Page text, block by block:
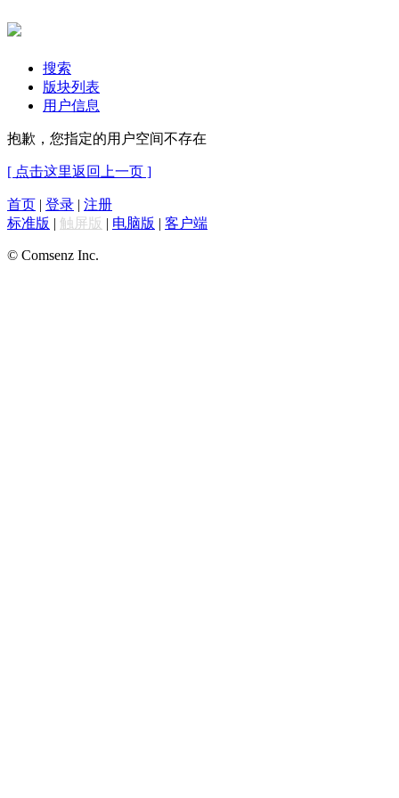
搜索
版块列表
用户信息
抱歉，您指定的用户空间不存在
[ 点击这里返回上一页 ]
首页 | 登录 | 注册
标准版 | 触屏版 | 电脑版 | 客户端
© Comsenz Inc.